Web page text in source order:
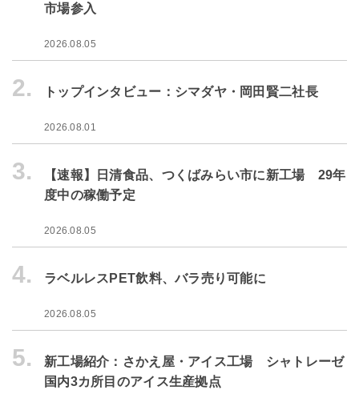
市場参入
2026.08.05
2. トップインタビュー：シマダヤ・岡田賢二社長
2026.08.01
3.
【速報】日清食品、つくばみらい市に新工場 29年
度中の稼働予定
2026.08.05
4. ラベルレスPET飲料、バラ売り可能に
2026.08.05
5.
新工場紹介：さかえ屋・アイス工場 シャトレーゼ
国内3カ所目のアイス生産拠点